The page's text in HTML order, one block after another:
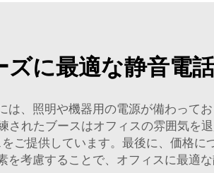
に最適な静音電
、照明や機器用の電源が備わって
れたブースはオフィスの雰囲気を
ご提供しています。最後に、価格に
考慮することで、オフィスに最適